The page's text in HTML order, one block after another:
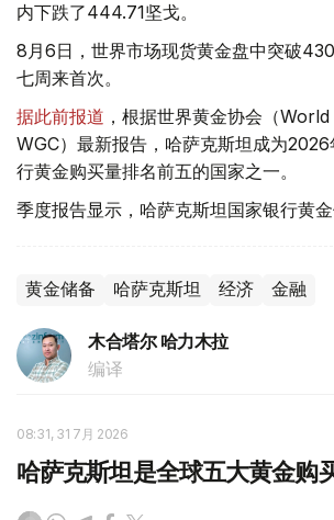
内下跌了444.71坚戈。
8月6日，世界市场现货黄金盘中突破
七周来首次。
据此前报道 ，根据世界黄金协会（
WGC）最新报告，哈萨克斯坦成为
行黄金购买量排名前五的国家之一。
季度报告显示，哈萨克斯坦国家银行黄金
黄金储备 哈萨克斯坦 经济 金融
木合塔尔 哈力木拉
编译
08:31, 31 7月 2026
哈萨克斯坦是全球五大黄金购